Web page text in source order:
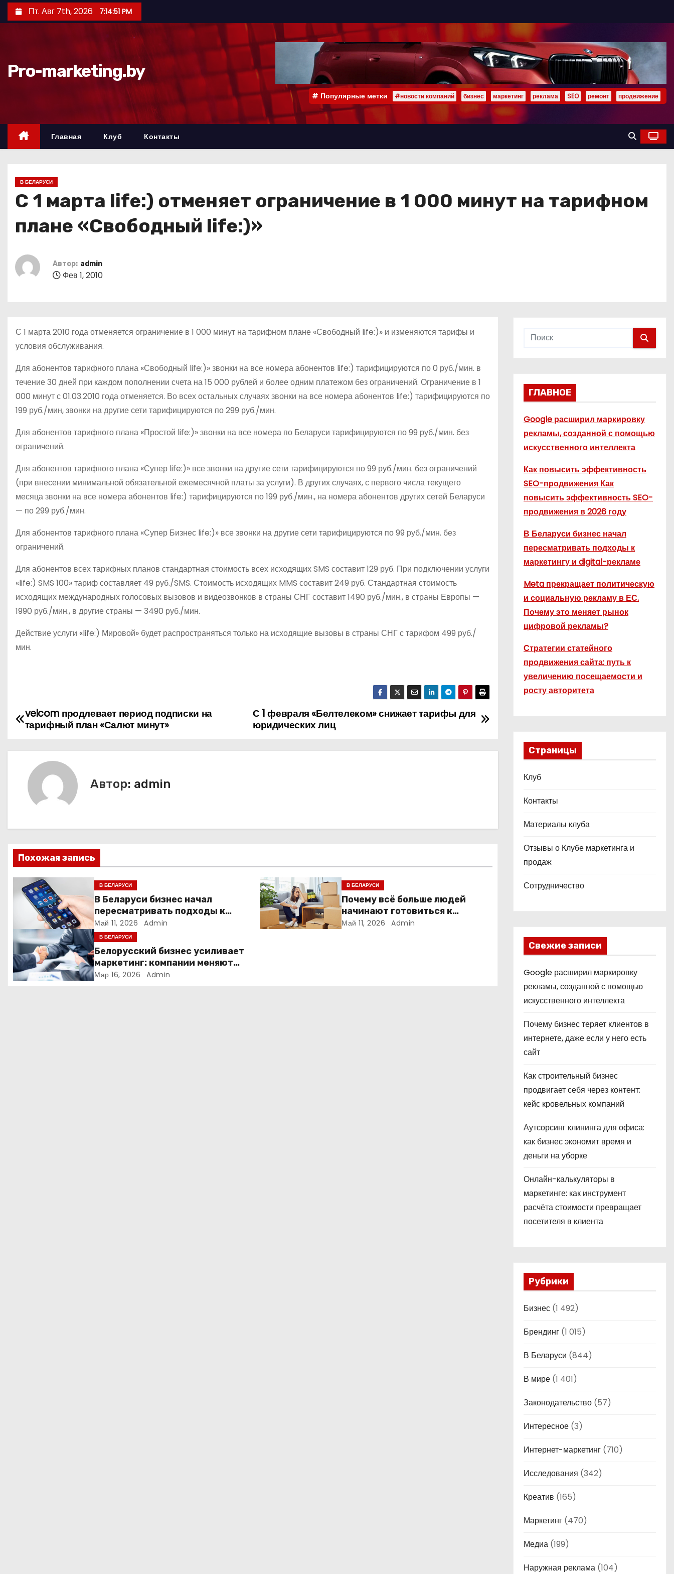
е
д
Пт. Авг 7th, 2026 7:14:52 PM
Pro-marketing.by
Популярные метки #новости компаний бизнес маркетинг реклама SEO ремонт продвижение
Главная Клуб Контакты
В БЕЛАРУСИ
С 1 марта life:) отменяет ограничение в 1 000 минут на тарифном
плане «Свободный life:)»
Автор: admin
Фев 1, 2010
С 1 марта 2010 года отменяется ограничение в 1 000 минут на тарифном плане «Свободный life:)» и изменяются тарифы и
условия обслуживания.
Для абонентов тарифного плана «Свободный life:)» звонки на все номера абонентов life:) тарифицируются по 0 руб./мин. в
течение 30 дней при каждом пополнении счета на 15 000 рублей и более одним платежом без ограничений. Ограничение в 1
000 минут с 01.03.2010 года отменяется. Во всех остальных случаях звонки на все номера абонентов life:) тарифицируются по
199 руб./мин, звонки на другие сети тарифицируются по 299 руб./мин.
Для абонентов тарифного плана «Простой life:)» звонки на все номера по Беларуси тарифицируются по 99 руб./мин. без
ограничений.
Для абонентов тарифного плана «Супер life:)» все звонки на другие сети тарифицируются по 99 руб./мин. без ограничений
(при внесении минимальной обязательной ежемесячной платы за услуги). В других случаях, с первого числа текущего
месяца звонки на все номера абонентов life:) тарифицируются по 199 руб./мин., на номера абонентов других сетей Беларуси
— по 299 руб./мин.
Для абонентов тарифного плана «Супер Бизнес life:)» все звонки на другие сети тарифицируются по 99 руб./мин. без
ограничений.
Для абонентов всех тарифных планов стандартная стоимость всех исходящих SMS составит 129 руб. При подключении услуги
«life:) SMS 100» тариф составляет 49 руб./SMS. Стоимость исходящих MMS составит 249 руб. Стандартная стоимость
исходящих международных голосовых вызовов и видеозвонков в страны СНГ составит 1490 руб./мин., в страны Европы —
1990 руб./мин., в другие страны — 3490 руб./мин.
Действие услуги «life:) Мировой» будет распространяться только на исходящие вызовы в страны СНГ с тарифом 499 руб./
мин.
Н
ц
и
я
о
з
а
С 1 февраля «Белтелеком» снижает тарифы для
юридических лиц
velcom продлевает период подписки на
тарифный план «Салют минут»
Автор: admin
Похожая запись
В БЕЛАРУСИ
В Беларуси бизнес начал
пересматривать подходы к
маркетингу и digital-рекламе
Май 11, 2026 Admin
В БЕЛАРУСИ
Почему всё больше людей
начинают готовиться к
переезду заранее
Май 11, 2026 Admin
В БЕЛАРУСИ
Белорусский бизнес усиливает
маркетинг: компании меняют
стратегии продвижения
Мар 16, 2026 Admin
ГЛАВНОЕ
Google расширил маркировку
рекламы, созданной с помощью
искусственного интеллекта
Как повысить эффективность
SEO-продвижения Как
повысить эффективность SEO-
продвижения в 2026 году
В Беларуси бизнес начал
пересматривать подходы к
маркетингу и digital-рекламе
Meta прекращает политическую
и социальную рекламу в ЕС.
Почему это меняет рынок
цифровой рекламы?
Стратегии статейного
продвижения сайта: путь к
увеличению посещаемости и
росту авторитета
Страницы
Клуб
Контакты
Материалы клуба
Отзывы о Клубе маркетинга и
продаж
Сотрудничество
Свежие записи
Google расширил маркировку
рекламы, созданной с помощью
искусственного интеллекта
Почему бизнес теряет клиентов в
интернете, даже если у него есть
сайт
Как строительный бизнес
продвигает себя через контент:
кейс кровельных компаний
Аутсорсинг клининга для офиса:
как бизнес экономит время и
деньги на уборке
Онлайн-калькуляторы в
маркетинге: как инструмент
расчёта стоимости превращает
посетителя в клиента
Рубрики
Бизнес (1 492)
Брендинг (1 015)
В Беларуси (844)
В мире (1 401)
Законодательство (57)
Интересное (3)
Интернет-маркетинг (710)
Исследования (342)
Креатив (165)
Маркетинг (470)
Медиа (199)
Наружная реклама (104)